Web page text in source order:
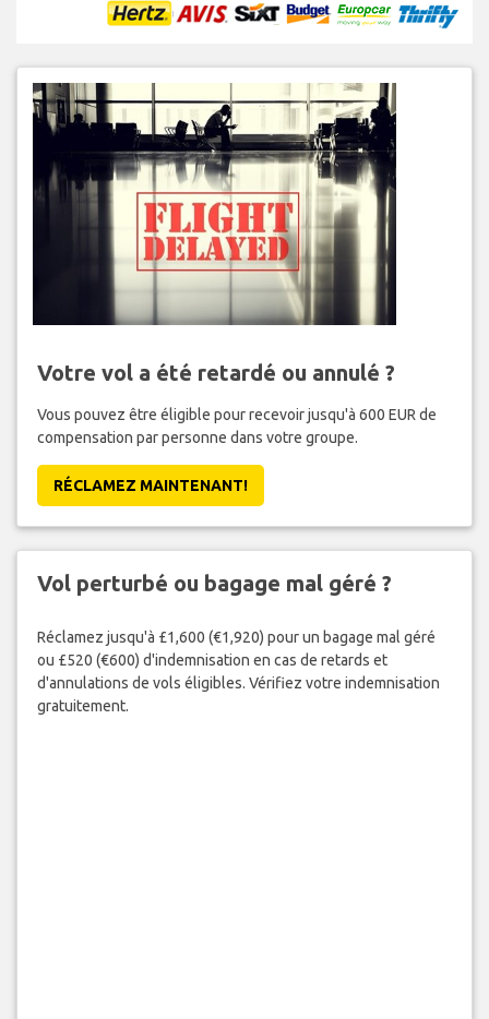
Votre vol a été retardé ou annulé ?
Vous pouvez être éligible pour recevoir jusqu'à 600 EUR de
compensation par personne dans votre groupe.
RÉCLAMEZ MAINTENANT!
Vol perturbé ou bagage mal géré ?
Réclamez jusqu'à £1,600 (€1,920) pour un bagage mal géré
ou £520 (€600) d'indemnisation en cas de retards et
d'annulations de vols éligibles. Vérifiez votre indemnisation
gratuitement.